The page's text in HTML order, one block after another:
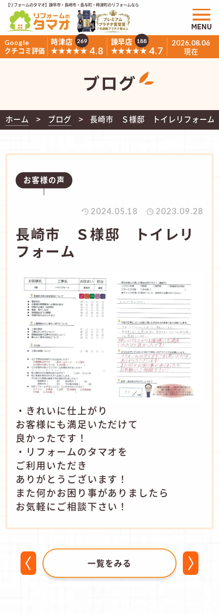
【リフォームのタマオ】諫早市・長崎市・長与町・時津町のリフォームなら
Google
クチコミ評価
時津店
★★★★★ 4.8
269
諫早店
★★★★★ 4.7
188 2026.08.06
現在
MENU
ブログ
ホーム ブログ 長崎市 Ｓ様邸 トイレリフォーム
お客様の声
2024.05.18 2023.09.28
長崎市 Ｓ様邸 トイレリ
フォーム
・きれいに仕上がり
お客様にも満足いただけて
良かったです！
・リフォームのタマオを
ご利用いただき
ありがとうございます！
また何かお困り事がありましたら
お気軽にご相談下さい！
一覧をみる